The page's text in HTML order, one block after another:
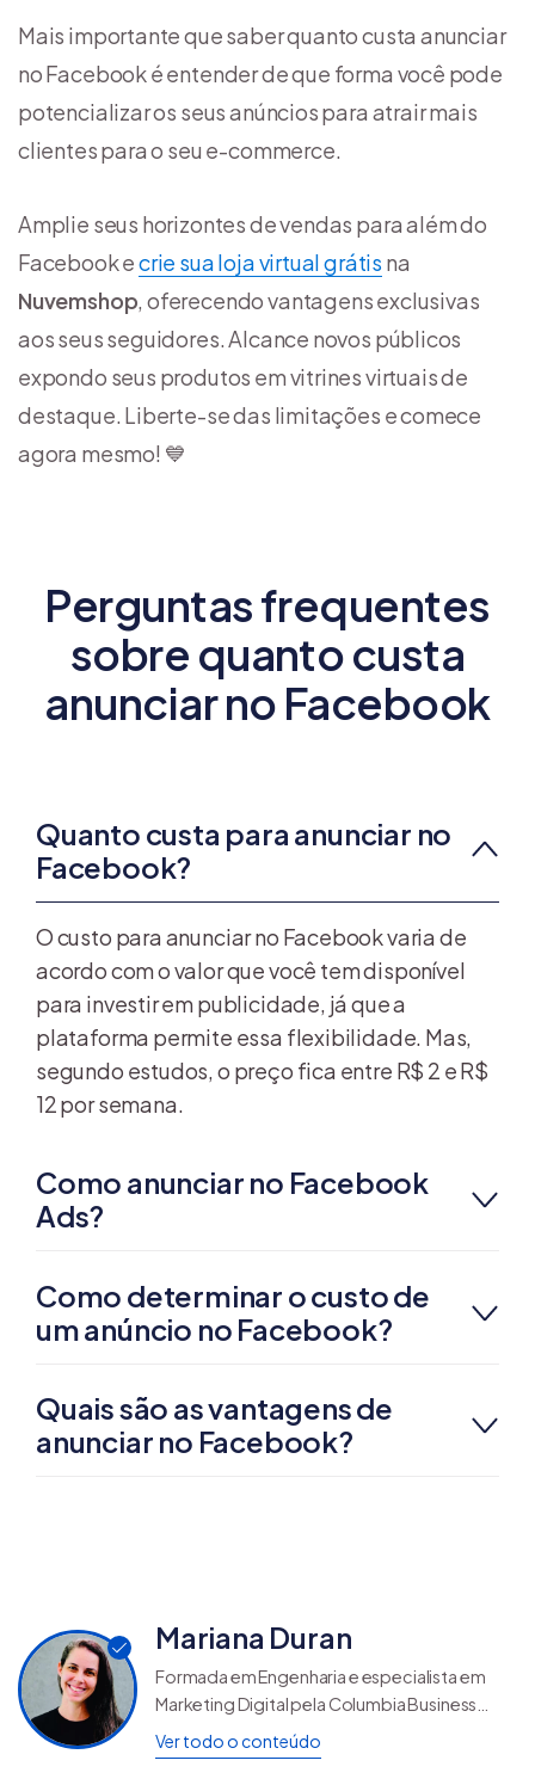
Mais importante que saber quanto custa anunciar
no Facebook é entender de que forma você pode
potencializar os seus anúncios para atrair mais
clientes para o seu e-commerce.
Amplie seus horizontes de vendas para além do
Facebook ecrie sua loja virtual grátis na
Nuvemshop, oferecendo vantagens exclusivas
aos seus seguidores. Alcance novos públicos
expondo seus produtos em vitrines virtuais de
destaque. Liberte-se das limitações e comece
agora mesmo! 💙
Perguntas frequentes
sobre quanto custa
anunciar no Facebook
Quanto custa para anunciar no
Facebook?
O custo para anunciar no Facebook varia de
acordo com o valor que você tem disponível
para investir em publicidade, já que a
plataforma permite essa flexibilidade. Mas,
segundo estudos, o preço fica entre R$ 2 e R$
12 por semana.
Como anunciar no Facebook
Ads?
Como determinar o custo de
um anúncio no Facebook?
Quais são as vantagens de
anunciar no Facebook?
Mariana Duran
Formada em Engenharia e especialista em
Marketing Digital pela Columbia Business
School, Mariana Duran é Gerente de
Performance na Nuvemshop, onde lidera
Ver todo o conteúdo